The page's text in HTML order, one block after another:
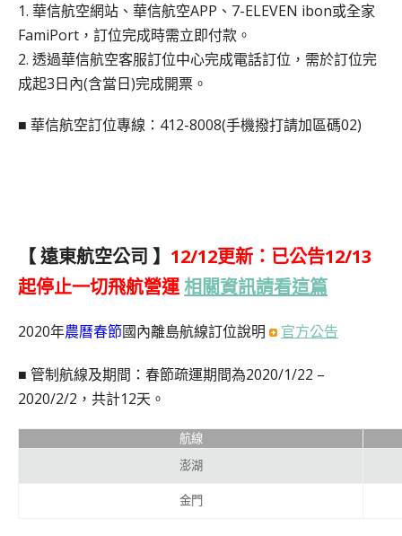
1. 華信航空網站、華信航空APP、7-ELEVEN ibon或全家
FamiPort，訂位完成時需立即付款。
2. 透過華信航空客服訂位中心完成電話訂位，需於訂位完
成起3日內(含當日)完成開票。
■ 華信航空訂位專線：412-8008(手機撥打請加區碼02)
【 遠東航空公司 】 12/12更新：已公告12/13
起停止一切飛航營運相關資訊請看這篇
2020年農曆春節國內離島航線訂位說明 官方公告
■ 管制航線及期間：春節疏運期間為2020/1/22 –
2020/2/2，共計12天。
航線
澎湖
金門